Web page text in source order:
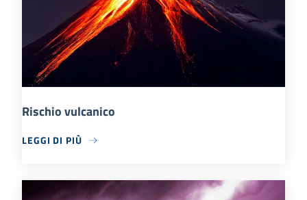
Rischio vulcanico
LEGGI DI PIÙ